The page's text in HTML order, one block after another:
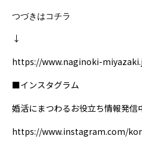
つづきはコチラ
↓
https://www.naginoki-
■インスタグラム
婚活にまつわるお役立ち情報発信
https://www.instagram.com/